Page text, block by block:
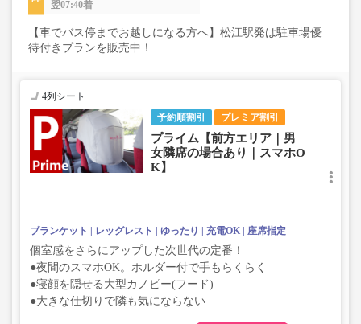
翌07:40着
【車でバス停までお越しになる方へ】松江駅発は駐車場優
待付きプランを販売中！
予約順割引 プレミア割引
4列シート
プライム【前方エリア｜男
女隣席の場合あり｜スマホO
K】
ブランケット レッグレスト ゆったり 充電OK 座席指定
個室感をさらにアップした次世代の定番！
●夜間のスマホOK。ホルダー付で手もらくらく
●寝顔を隠せる大型カノピー(フード)
●大きな仕切りで隣も気にならない